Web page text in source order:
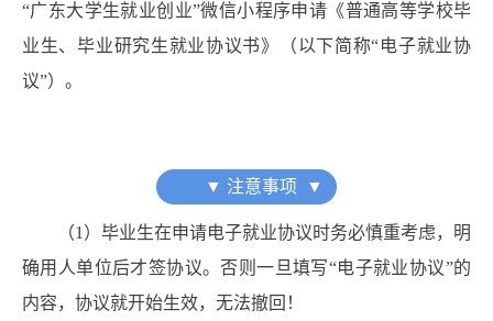
“广东大学生就业创业”微信小程序申请《普通高等学校毕
业生、毕业研究生就业协议书》（以下简称“电子就业协
议”）。
▼ 注意事项 ▼
（1）毕业生在申请电子就业协议时务必慎重考虑，明
确用人单位后才签协议。否则一旦填写“电子就业协议”的
内容，协议就开始生效，无法撤回！